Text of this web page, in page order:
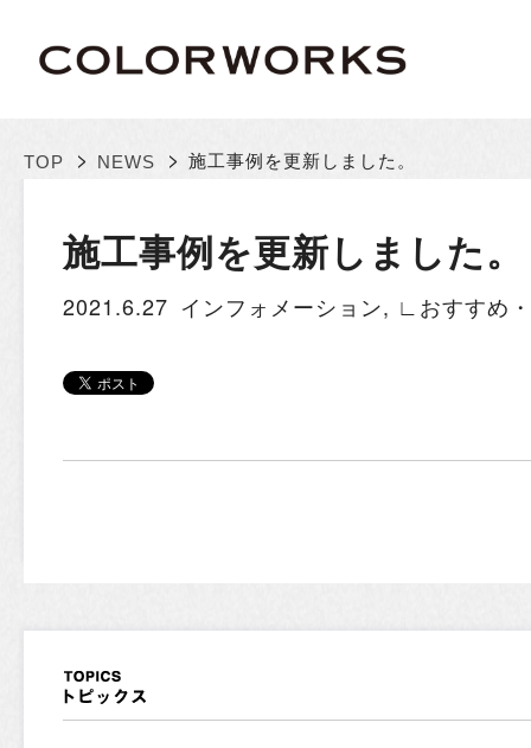
TOP > NEWS > 施工事例を更新しました。
施工事例を更新しました。
2021.6.27 インフォメーション, ∟おすすめ